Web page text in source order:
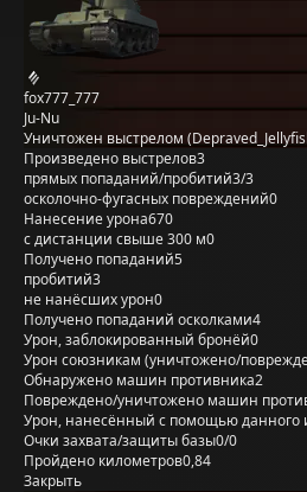
fox777_777
Ju-Nu
Уничтожен выстрелом
Произведено выстрелов3
прямых попаданий/пробитий3/3
осколочно-фугасных повреждений0
Нанесение урона670
с дистанции свыше 300 м0
Получено попаданий5
пробитий3
не нанёсших урон0
Получено попаданий осколками4
Урон, заблокированный бронёй0
Урон союзникам (уничтожено/
Обнаружено машин противника2
Повреждено/уничтожено машин
Урон, нанесённый с помощью данного
Очки захвата/защиты базы0/0
Пройдено километров0,84
Закрыть